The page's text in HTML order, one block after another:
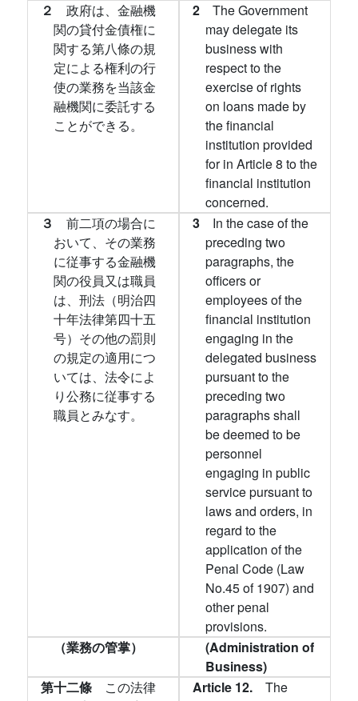
２ 政府は、金融機
関の貸付金債権に
関する第八條の規
定による権利の行
使の業務を当該金
融機関に委託する
ことができる。
2 The Government
may delegate its
business with
respect to the
exercise of rights
on loans made by
the financial
institution provided
for in Article 8 to the
financial institution
concerned.
３ 前二項の場合に
おいて、その業務
に従事する金融機
関の役員又は職員
は、刑法（明治四
十年法律第四十五
号）その他の罰則
の規定の適用につ
いては、法令によ
り公務に従事する
職員とみなす。
3 In the case of the
preceding two
paragraphs, the
officers or
employees of the
financial institution
engaging in the
delegated business
pursuant to the
preceding two
paragraphs shall
be deemed to be
personnel
engaging in public
service pursuant to
laws and orders, in
regard to the
application of the
Penal Code (Law
No.45 of 1907) and
other penal
provisions.
（業務の管掌）
(Administration of
Business)
第十二條 この法律
Article 12. The